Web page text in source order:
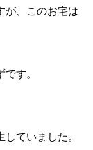
が、このお宅は
す。
ていました。